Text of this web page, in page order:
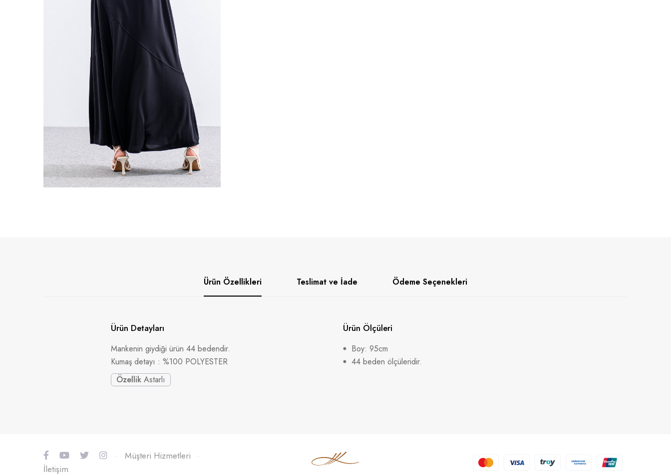
Ürün Özellikleri Teslimat ve İade Ödeme Seçenekleri
Ürün Detayları
Mankenin giydiği ürün 44 bedendir.
Kumaş detayı : %100 POLYESTER
Özellik Astarlı
Ürün Ölçüleri
Boy: 95cm
44 beden ölçüleridir.
- Müşteri Hizmetleri
-
İletişim